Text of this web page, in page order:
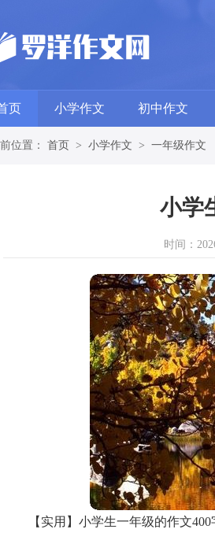
页 小学作文 初中作文
位置： 首页 > 小学作文 > 一年级作文
小学
时间：
【实用】小学生一年级的作文